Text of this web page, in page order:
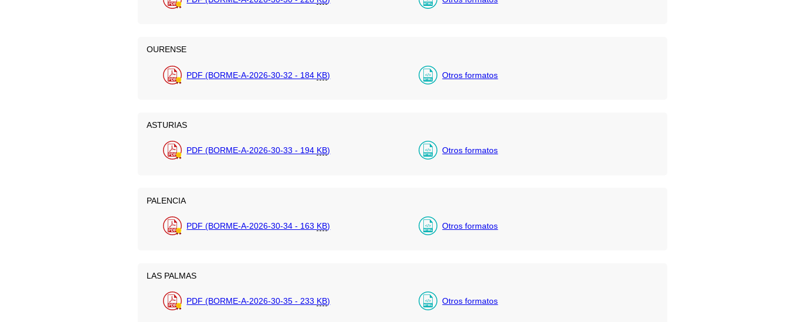
OURENSE
PDF (BORME-A-2026-30-32 - 184 KB) Otros formatos
ASTURIAS
PDF (BORME-A-2026-30-33 - 194 KB) Otros formatos
PALENCIA
PDF (BORME-A-2026-30-34 - 163 KB) Otros formatos
LAS PALMAS
PDF (BORME-A-2026-30-35 - 233 KB) Otros formatos